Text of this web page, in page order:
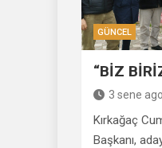
GÜNCEL
“BİZ
3 sene ago
Kırkağaç
Başkanı,